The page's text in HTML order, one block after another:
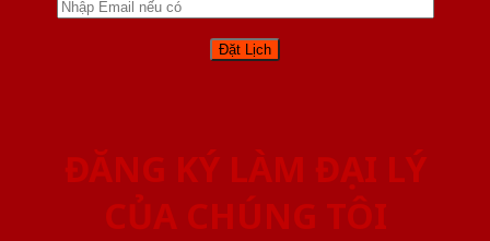
ĐĂNG KÝ LÀM ĐẠI LÝ
CỦA CHÚNG TÔI